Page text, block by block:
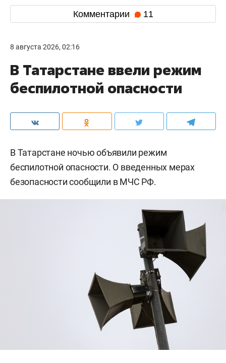
Комментарии 11
8 августа 2026, 02:16
В Татарстане ввели режим
беспилотной опасности
В Татарстане ночью объявили режим
беспилотной опасности. О введенных мерах
безопасности сообщили в МЧС РФ.